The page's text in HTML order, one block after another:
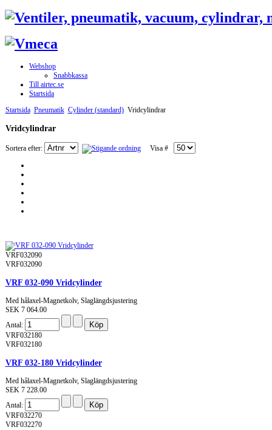
Webshop
Snabbkassa
Till airtec.se
Startsida
Startsida Pneumatik Cylinder (standard) Vridcylindrar
Vridcylindrar
Sortera efter: Visa #
VRF032090
VRF032090
VRF 032-090 Vridcylinder
Med hålaxel-Magnetkolv, Slaglängdsjustering
SEK 7 064.00
Antal:
VRF032180
VRF032180
VRF 032-180 Vridcylinder
Med hålaxel-Magnetkolv, Slaglängdsjustering
SEK 7 228.00
Antal:
VRF032270
VRF032270